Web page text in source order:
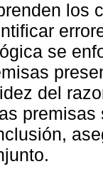
los
se
del
premisas